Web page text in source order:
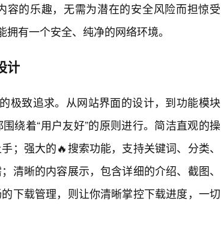
的乐趣，无需为潜在的安全风险而担惊受
有一个安全、纯净的网络环境。
计
极致追求。从网站界面的设计，到功能模块
绕着“用户友好”的原则进行。简洁直观的操
；强大的🔥搜索功能，支持关键词、分类、
清晰的内容展示，包含详细的介绍、截图、
下载管理，则让你清晰掌控下载进度，一切